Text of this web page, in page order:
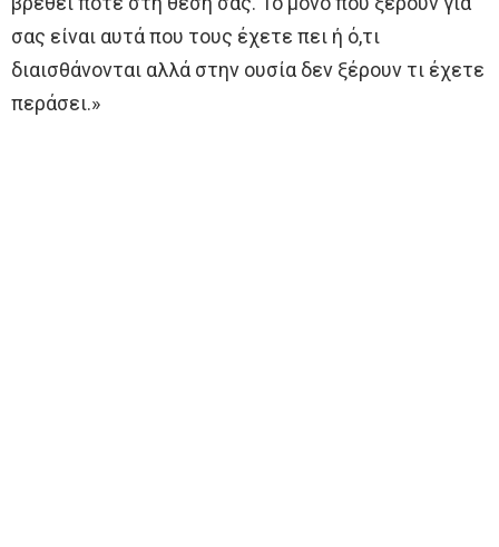
σας είναι αυτά που τους έχετε πει ή ό,τι
διαισθάνονται αλλά στην ουσία δεν ξέρουν τι έχετε
περάσει.»